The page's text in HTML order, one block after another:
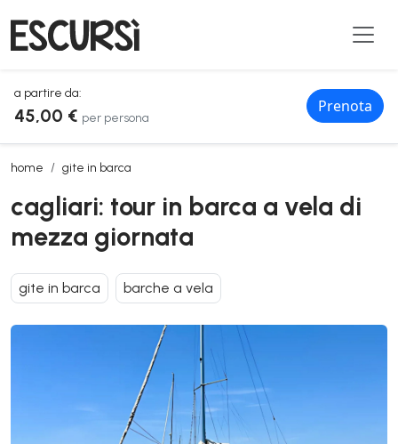
a partire da:
45,00 € per persona
Prenota
home gite in barca
cagliari: tour in barca a vela di mezza giornata
cagliari: tour in barca a vela di
mezza giornata
gite in barca barche a vela